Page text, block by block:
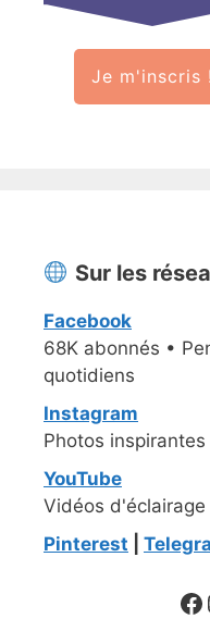
Je m'inscris !
Sur les
Facebook
68K abonnés •
quotidiens
Instagram
Photos
YouTube
Vidéos
Pinterest